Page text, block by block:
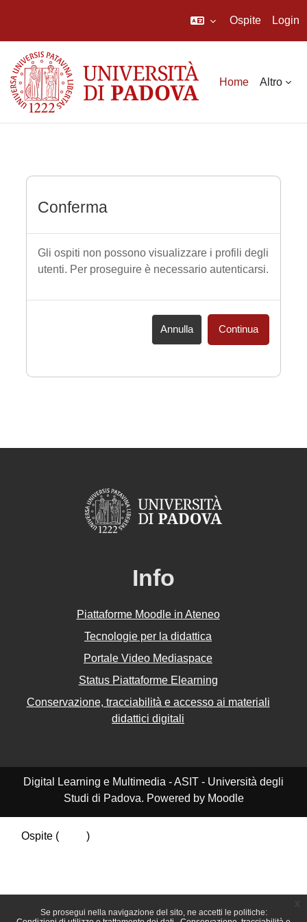
Se prosegui nella navigazione del sito, ne accetti le politiche:
Ospite Login
Home Altro
Conferma
Gli ospiti non possono visualizzare i profili degli
utenti. Per proseguire è necessario autenticarsi.
Annulla Continua
Info
Piattaforme Moodle in Ateneo
Tecnologie per la didattica
Portale Video Mediaspace
Status Piattaforme Elearning
Conservazione, tracciabilità e accesso ai materiali
didattici digitali
Digital Learning e Multimedia - ASIT - Università degli
Studi di Padova. Powered by Moodle
Ospite (
)